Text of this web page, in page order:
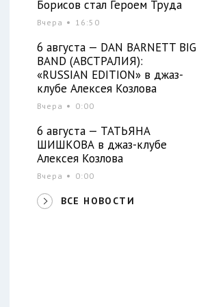
Борисов стал Героем Труда
Вчера 16:50
6 августа — DAN BARNETT BIG
BAND (АВСТРАЛИЯ):
«RUSSIAN EDITION» в джаз-
клубе Алексея Козлова
Вчера 0:00
6 августа — ТАТЬЯНА
ШИШКОВА в джаз-клубе
Алексея Козлова
Вчера 0:00
ВСЕ НОВОСТИ